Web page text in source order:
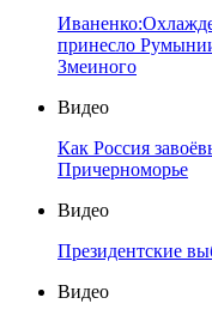
принесло
Змеиного
Видео
Как Россия
Причерноморье
Видео
Президентские
Видео